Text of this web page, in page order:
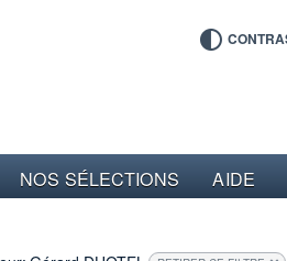
NOS SÉLECTIONS AIDE